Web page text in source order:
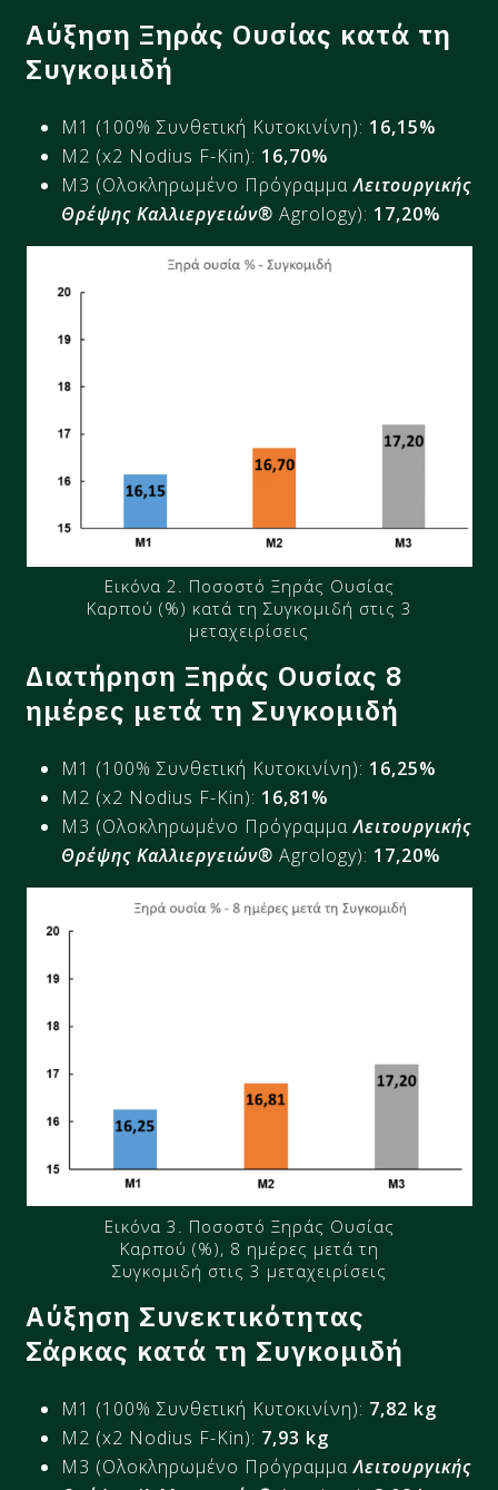
Αύξηση Ξηράς Ουσίας κατά τη
Συγκομιδή
M1 (100% Συνθετική Κυτοκινίνη): 16,15%
M2 (x2 Nodius F-Kin): 16,70%
M3 (Ολοκληρωμένο ΠρόγραμμαΛειτουργικής
Θρέψης Καλλιεργειών®Agrology): 17,20%
Εικόνα 2. Ποσοστό Ξηράς Ουσίας
Καρπού (%) κατά τη Συγκομιδή στις 3
μεταχειρίσεις
Διατήρηση Ξηράς Ουσίας 8
ημέρες μετά τη Συγκομιδή
M1 (100% Συνθετική Κυτοκινίνη): 16,25%
M2 (x2 Nodius F-Kin): 16,81%
M3 (Ολοκληρωμένο ΠρόγραμμαΛειτουργικής
Θρέψης Καλλιεργειών®Agrology): 17,20%
Εικόνα 3. Ποσοστό Ξηράς Ουσίας
Καρπού (%), 8 ημέρες μετά τη
Συγκομιδή στις 3 μεταχειρίσεις
Αύξηση Συνεκτικότητας
Σάρκας κατά τη Συγκομιδή
M1 (100% Συνθετική Κυτοκινίνη): 7,82 kg
M2 (x2 Nodius F-Kin): 7,93 kg
M3 (Ολοκληρωμένο ΠρόγραμμαΛειτουργικής